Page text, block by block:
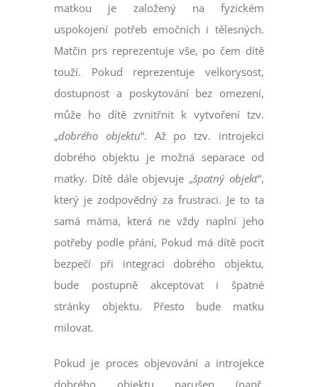
matkou je založený na fyzickém
uspokojení potřeb emočních i tělesných.
Matčin prs reprezentuje vše, po čem dítě
touží. Pokud reprezentuje velkorysost,
dostupnost a poskytování bez omezení,
může ho dítě zvnitřnit k vytvoření tzv.
„dobrého objektu“. Až po tzv. introjekci
dobrého objektu je možná separace od
matky. Dítě dále objevuje „špatný objekt“,
který je zodpovědný za frustraci. Je to ta
samá máma, která ne vždy naplní jeho
potřeby podle přání, Pokud má dítě pocit
bezpečí při integraci dobrého objektu,
bude postupně akceptovat i špatné
stránky objektu. Přesto bude matku
milovat.
Pokud je proces objevování a introjekce